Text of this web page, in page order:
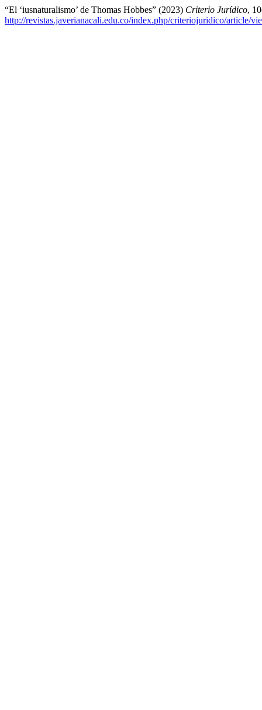
“El ‘iusnaturalismo’ de Thomas Hobbes” (2023) Criterio Jurídico,
http://revistas.javerianacali.edu.co/index.php/criteriojuridico/article/